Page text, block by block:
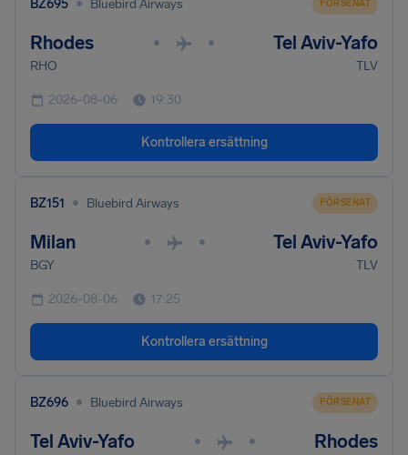
BZ695 Bluebird Airways FÖRSENAT
Rhodes • • Tel Aviv-Yafo
RHO TLV
2026-08-06 19:30
Kontrollera ersättning
BZ151 • Bluebird Airways FÖRSENAT
Milan • • Tel Aviv-Yafo
BGY TLV
2026-08-06 17:25
Kontrollera ersättning
BZ696 • Bluebird Airways FÖRSENAT
Tel Aviv-Yafo • • Rhodes